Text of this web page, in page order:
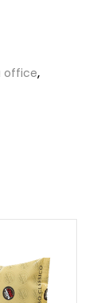
office,